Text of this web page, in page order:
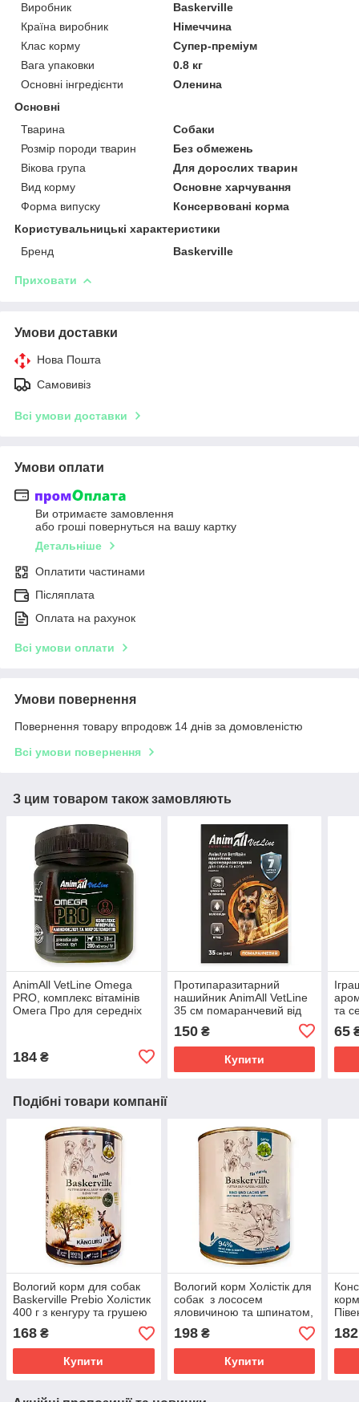
Виробник
Baskerville
Країна виробник
Німеччина
Клас корму
Супер-преміум
Вага упаковки
0.8 кг
Основні інгредієнти
Оленина
Основні
Тварина
Собаки
Розмір породи тварин
Без обмежень
Вікова група
Для дорослих тварин
Вид корму
Основне харчування
Форма випуску
Консервовані корма
Користувальницькі характеристики
Бренд
Baskerville
Приховати
Умови доставки
Нова Пошта
Самовивіз
Всі умови доставки
Умови оплати
Ви отримаєте замовлення
або гроші повернуться на вашу картку
Детальніше
Оплатити частинами
Післяплата
Оплата на рахунок
Всі умови оплати
Умови повернення
Повернення товару впродовж 14 днів за домовленістю
Всі умови повернення
З цим товаром також замовляють
AnimAll VetLine Omega
PRO, комплекс вітамінів
Омега Про для середніх
184 ₴
Протипаразитарний
нашийник AnimAll VetLine
35 см помаранчевий від
собак малих порід
150₴
Купити
та
65
Подібні товари компанії
Вологий корм для собак
Baskerville Prebio Холістик
400 г з кенгуру та грушею
для літніх і чутливих собак
168 ₴
Купити
Вологий корм Холістік для
собак з лососем
яловичиною та шпинатом,
консерва Baskerville 800г
198₴
Купити
182